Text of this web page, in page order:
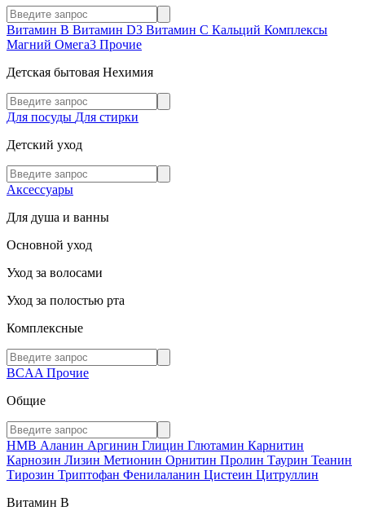
Витамин В Витамин D3 Витамин С Кальций Комплексы
Магний Омега3 Прочие
Детская бытовая Нехимия
Для посуды Для стирки
Детский уход
Аксессуары
Для душа и ванны
Основной уход
Уход за волосами
Уход за полостью рта
Комплексные
BCAA Прочие
Общие
HMB Аланин Аргинин Глицин Глютамин Карнитин
Карнозин Лизин Метионин Орнитин Пролин Таурин Теанин
Тирозин Триптофан Фенилаланин Цистеин Цитруллин
Витамин В